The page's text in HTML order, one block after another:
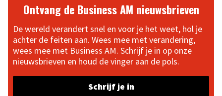
Ontvang de Business AM nieuwsbrieven
De wereld verandert snel en voor je het weet, hol je
achter de feiten aan. Wees mee met verandering,
wees mee met Business AM. Schrijf je in op onze
nieuwsbrieven en houd de vinger aan de pols.
Schrijf je in